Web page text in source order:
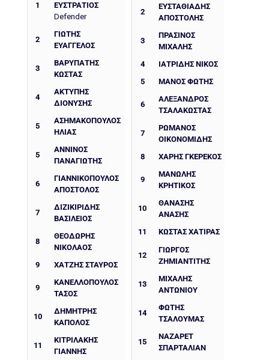
1
ΕΥΣΤΡΑΤΙΟΣ
Defender
2
ΓΙΩΤΗΣ
ΕΥΑΓΓΕΛΟΣ
3
ΒΑΡΥΠΑΤΗΣ
ΚΩΣΤΑΣ
4
ΑΚΤΥΠΗΣ
ΔΙΟΝΥΣΗΣ
5
ΑΣΗΜΑΚΟΠΟΥΛΟΣ
ΗΛΙΑΣ
5
ΑΝΝΙΝΟΣ
ΠΑΝΑΓΙΩΤΗΣ
6
ΓΙΑΝΝΙΚΟΠΟΥΛΟΣ
ΑΠΟΣΤΟΛΟΣ
7
ΔΙΖΙΚΙΡΙΔΗΣ
ΒΑΣΙΛΕΙΟΣ
8
ΘΕΟΔΩΡΗΣ
ΝΙΚΟΛΑΟΣ
9
ΧΑΤΖΗΣ ΣΤΑΥΡΟΣ
9
ΚΑΝΕΛΛΟΠΟΥΛΟΣ
ΤΑΣΟΣ
10
ΔΗΜΗΤΡΗΣ
ΚΑΠΟΛΟΣ
11
ΚΙΤΡΙΛΑΚΗΣ
ΓΙΑΝΝΗΣ
2
ΕΥΣΤΑΘΙΑΔΗΣ
ΑΠΟΣΤΟΛΗΣ
3
ΠΡΑΣΙΝΟΣ
ΜΙΧΑΛΗΣ
4
ΙΑΤΡΙΔΗΣ ΝΙΚΟΣ
5
ΜΑΝΟΣ ΦΩΤΗΣ
6
ΑΛΈΞΑΝΔΡΟΣ
ΤΣΑΛΑΚΏΣΤΑΣ
7
ΡΩΜΑΝΌΣ
ΟΙΚΟΝΟΜΊΔΗΣ
8
ΧΆΡΗΣ ΓΚΕΡΈΚΟΣ
9
ΜΑΝΩΛΗΣ
ΚΡΗΤΙΚΟΣ
10
ΘΑΝΆΣΗΣ
ΑΝΆΣΗΣ
11
ΚΏΣΤΑΣ ΧΑΤΙΡΑΣ
12
ΓΙΏΡΓΟΣ
ΖΗΜΙΑΝΤΊΤΗΣ
13
ΜΙΧΆΛΗΣ
ΑΝΤΩΝΊΟΥ
14
ΦΏΤΗΣ
ΤΣΑΛΟΥΜΆΣ
15
ΝΑΖΑΡΈΤ
ΣΠΑΡΤΑΛΙΆΝ